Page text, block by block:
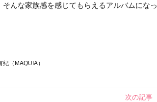
んな家族感を感じてもらえるアルバムになっ
（MAQUIA）
次の記事